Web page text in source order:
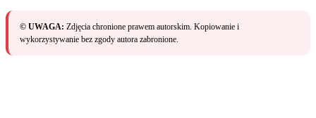
© UWAGA: Zdjęcia chronione prawem autorskim. Kopiowanie i
wykorzystywanie bez zgody autora zabronione.